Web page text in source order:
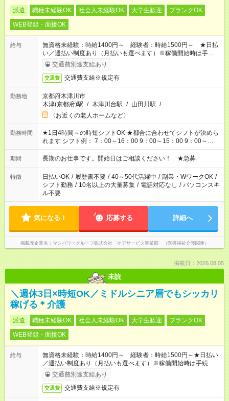
派遣 職種未経験OK 社会人未経験OK 大学生歓迎
ブランクOK
WEB登録・面接OK
給与
無資格未経験：時給1400円～ 経験者：時給1500円～ ★日払
い／週払い制度あり（月払いも選べます）※稼働開始時は手続き
完了次第のお支払いとなります。
交通費別途支給あり
交通費 交通費支給※規定有
勤務地
京都府木津川市
木津(京都府)駅 / 木津川台駅 / 山田川駅 / …
〈お近くの老人ホームなど〉
勤務時間
★1日4時間～の時短シフトOK ★都合に合わせてシフトが決めら
れます シフト例： 7：00～16：00 9：00～15：00 9：00～
18：00 11：00～20：00 など ※Wワークの場合、他のお仕事と
合わせ週40時間超の就業はご案内できません ※法令に基づき、
派遣法（日雇い派遣の原則禁止）により、短時間・短期間の就
業はご案内が難しい場合があります
期間 長期のお仕事です。開始日はご相談ください！ ★急募
特徴 日払いOK / 履歴書不要 / 40～50代活躍中 / 副業・WワークOK /
シフト勤務 / 10名以上の大量募集 / 電話対応なし / パソコンスキ
ル不要
気になる！ 応募する 詳細へ
掲載元企業名 マンパワーグループ株式会社 ケアサービス事業部 （医療福祉介護関連）
掲載日：2026.08.05
未読
＼週休3日×時短OK／ミドルシニア層でもシッカリ
稼げる＊介護
派遣 職種未経験OK 社会人未経験OK 大学生歓迎
ブランクOK
WEB登録・面接OK
給与
無資格未経験：時給1400円～ 経験者：時給1500円～★日払い
／週払い制度あり（月払いも選べます）※稼働開始時は手続き完
了次第のお支払いとなります。
交通費別途支給あり
交通費 交通費支給※規定有